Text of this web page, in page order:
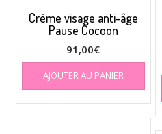
Crème visage anti-âge
Pause Cocoon
91,00€
AJOUTER AU PANIER